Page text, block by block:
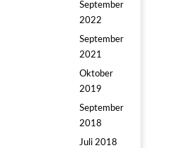
September
2022
September
2021
Oktober
2019
September
2018
Juli 2018